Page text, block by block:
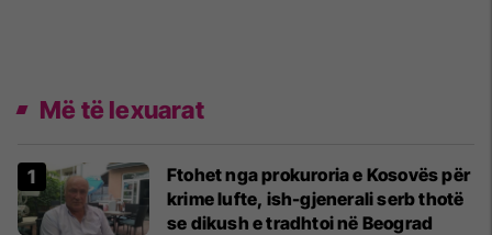
Më të lexuarat
Ftohet nga prokuroria e Kosovës për
krime lufte, ish-gjenerali serb thotë
se dikush e tradhtoi në Beograd